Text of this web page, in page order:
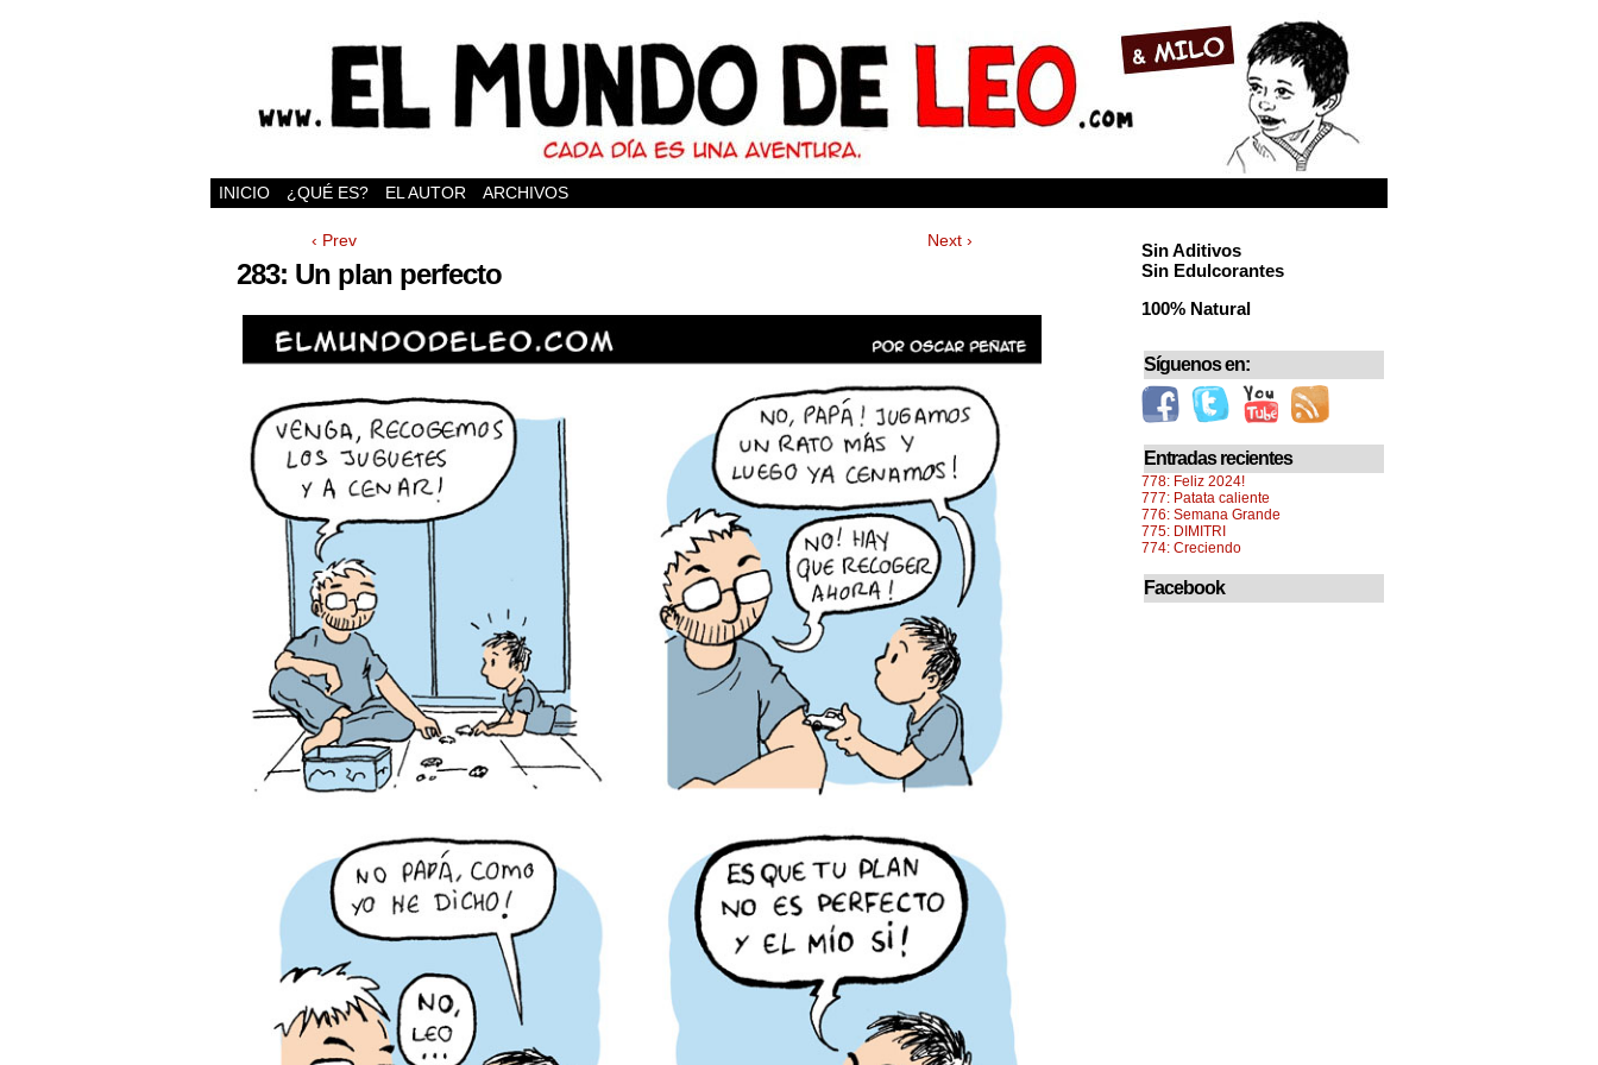
INICIO ¿QUÉ ES? EL AUTOR ARCHIVOS
‹ Prev Next ›
283: Un plan perfecto
Sin Aditivos
Sin Edulcorantes
100% Natural
Síguenos en:
Entradas recientes
778: Feliz 2024!
777: Patata caliente
776: Semana Grande
775: DIMITRI
774: Creciendo
Facebook